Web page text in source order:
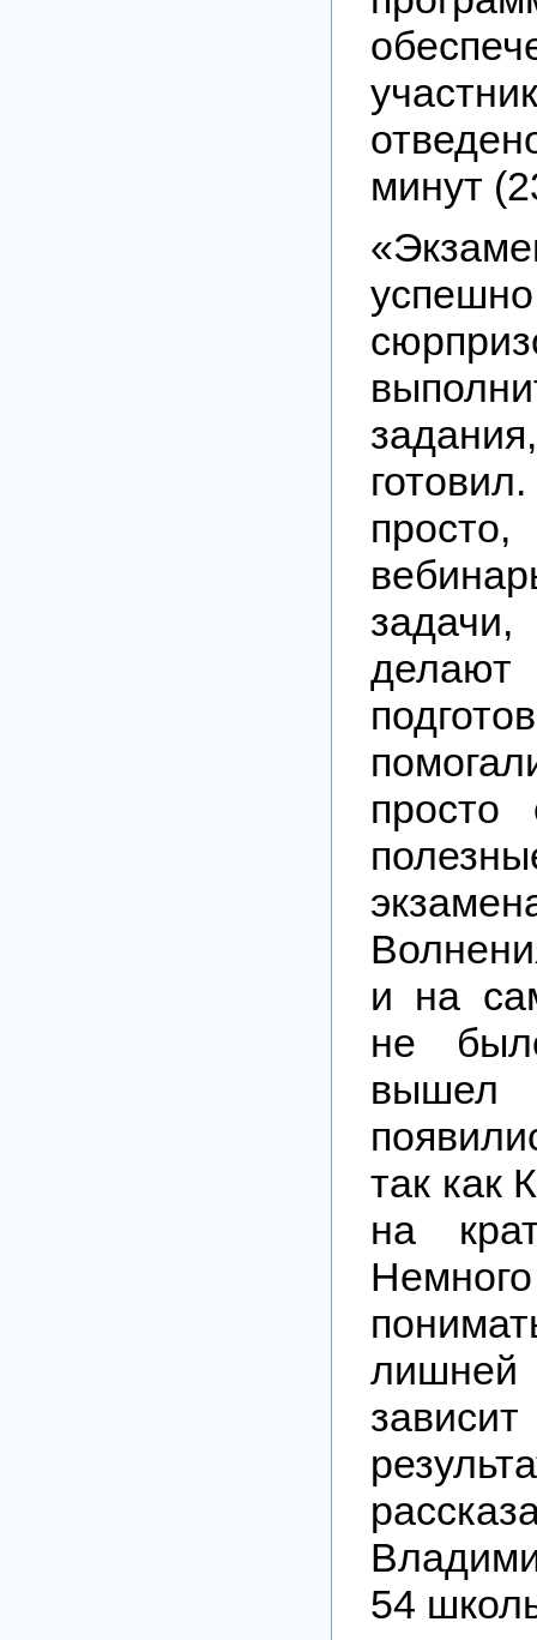
минут
просто
и на
не
так как
на
54